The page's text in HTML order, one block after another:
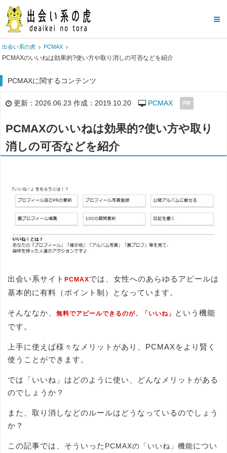
出会い系の虎 PCMAX
PCMAXのいいねは効果的?使い方や取り消しの可否などを紹介
PCMAXに関するコンテンツ
更新：2026.06.23 作成：2019.10.20 PCMAX PR
PCMAXのいいねは効果的?使い方や取り
消しの可否などを紹介
出会い系サイト PCMAXでは、女性へのあらゆるアピールは
基本的に有料（ポイント制）となっています。
そんななか、 無料でアピールできるのが、「いいね」
という機能
です。
上手に使えば様々なメリットがあり、PCMAXをより賢く
使うことができます。
では「いいね」はどのように使い、どんなメリットがある
のでしょうか？
また、取り消しなどのルールはどうなっているのでしょう
か？
この記事では、そういった PCMAXの「いいね」機能につい